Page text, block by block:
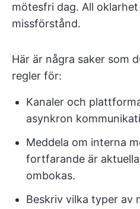
mötesfri dag. All
missförstånd.
Här är några saker som
regler för:
Kanaler och
asynkron
Meddela om interna
fortfarande är
ombokas.
Beskriv vilka typer av